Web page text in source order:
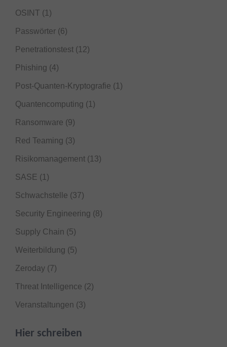
OSINT (1)
Passwörter (6)
Penetrationstest (12)
Phishing (4)
Post-Quanten-Kryptografie (1)
Quantencomputing (1)
Ransomware (9)
Red Teaming (3)
Risikomanagement (13)
SASE (1)
Schwachstelle (37)
Security Engineering (8)
Supply Chain (5)
Weiterbildung (5)
Zeroday (7)
Threat Intelligence (2)
Veranstaltungen (3)
Hier schreiben